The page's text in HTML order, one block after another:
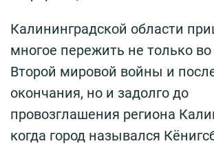
Калининградской области
многое пережить не только
Второй мировой войны и
окончания, но и задолго до
провозглашения региона
когда город назывался